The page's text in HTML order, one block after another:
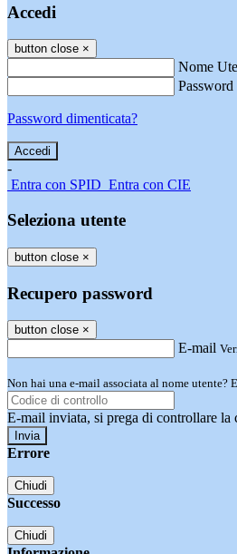
Accedi
button close ×
Nome
Password
Password dimenticata?
-
Entra con SPID Entra con CIE
Seleziona utente
button close ×
Recupero password
button close ×
E-mail
Non hai una e-mail associata al nome utente?
E-mail inviata, si prega di controllare la
Errore
Chiudi
Successo
Chiudi